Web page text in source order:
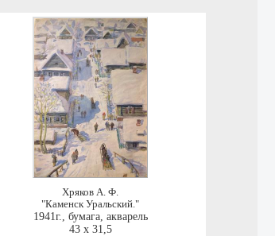
Хряков А. Ф.
"Каменск Уральский."
1941г., бумага, акварель
43 x 31,5